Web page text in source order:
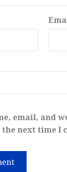
email, and
next time I